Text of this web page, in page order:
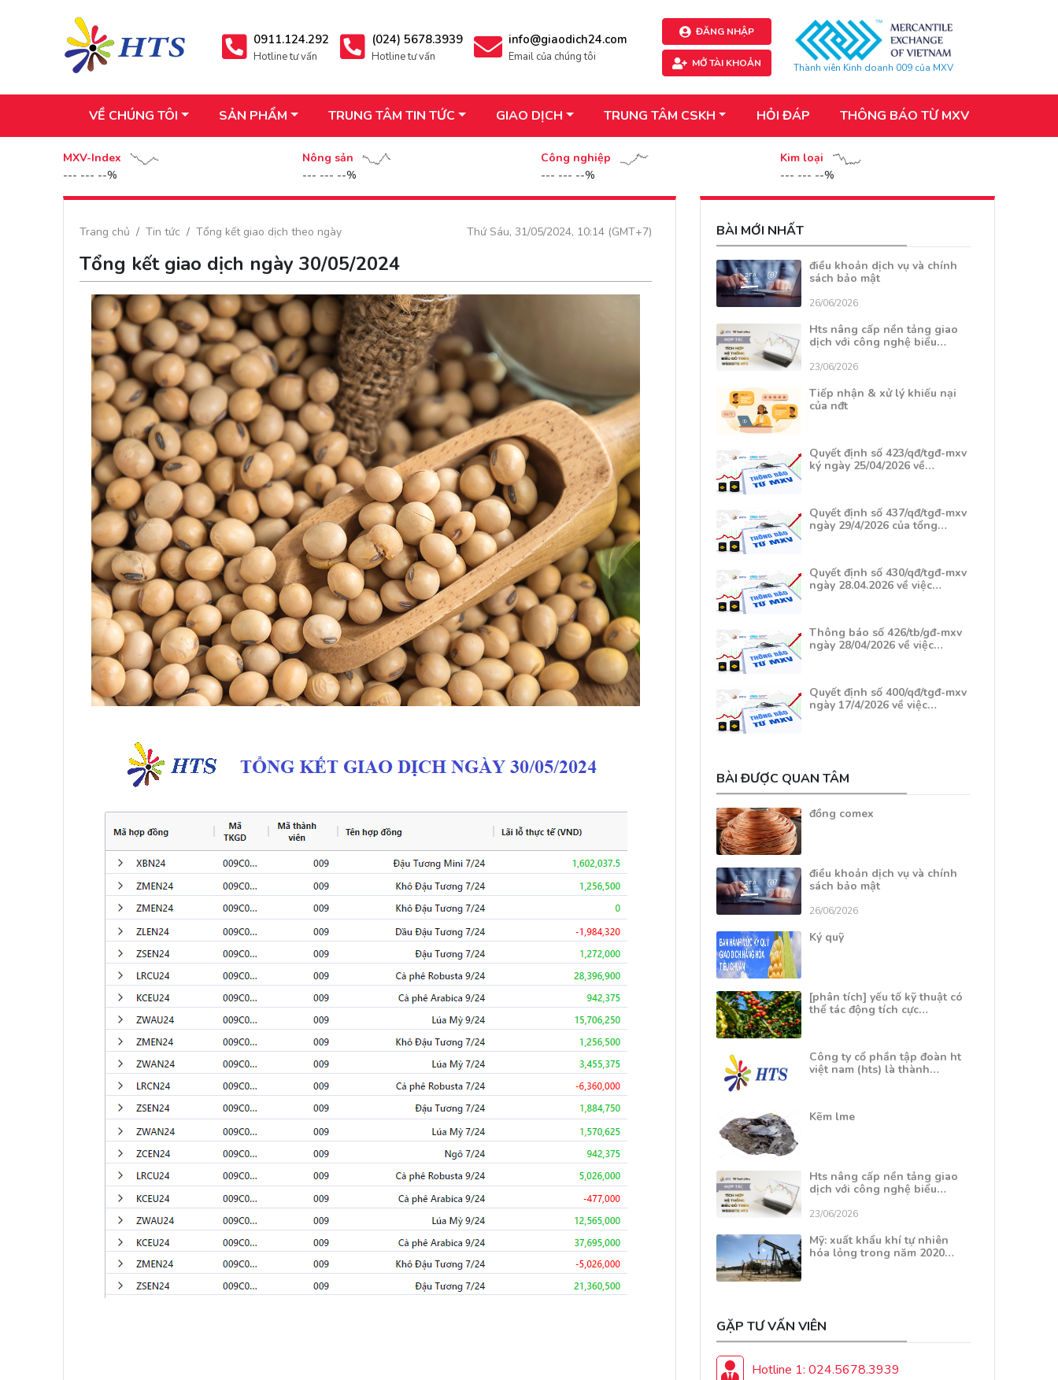
0911.124.292
Hotline tư vấn
(024) 5678.3939
Hotline tư vấn
info@giaodich24.com
Email của chúng tôi
ĐĂNG NHẬP
MỞ TÀI KHOẢN Thành viên Kinh doanh 009 của MXV
VỀ CHÚNG TÔI SẢN PHẨM TRUNG TÂM TIN TỨC GIAO DỊCH TRUNG TÂM CSKH HỎI ĐÁP THÔNG BÁO TỪ MXV
MXV-Index
--- --- --%
Nông sản
--- --- --%
Công nghiệp
--- --- --%
Kim loại
--- --- --%
Thứ Sáu, 31/05/2024, 10:14 (GMT+7)
Trang chủ Tin tức Tổng kết giao dịch theo ngày
Tổng kết giao dịch ngày 30/05/2024
BÀI MỚI NHẤT
điều khoản dịch vụ và chính
sách bảo mật
26/06/2026
Hts nâng cấp nền tảng giao
dịch với công nghệ biểu…
23/06/2026
Tiếp nhận & xử lý khiếu nại
của nđt
Quyết định số 423/qđ/tgđ-mxv
ký ngày 25/04/2026 về…
Quyết định số 437/qđ/tgđ-mxv
ngày 29/4/2026 của tổng…
Quyết định số 430/qđ/tgđ-mxv
ngày 28.04.2026 về việc…
Thông báo số 426/tb/gđ-mxv
ngày 28/04/2026 về việc…
Quyết định số 400/qđ/tgđ-mxv
ngày 17/4/2026 về việc…
BÀI ĐƯỢC QUAN TÂM
đồng comex
điều khoản dịch vụ và chính
sách bảo mật
26/06/2026
Ký quỹ
[phân tích] yếu tố kỹ thuật có
thể tác động tích cực…
Công ty cổ phần tập đoàn ht
việt nam (hts) là thành…
Kẽm lme
Hts nâng cấp nền tảng giao
dịch với công nghệ biểu…
23/06/2026
Mỹ: xuất khẩu khí tự nhiên
hóa lỏng trong năm 2020…
GẶP TƯ VẤN VIÊN
Hotline 1: 024.5678.3939